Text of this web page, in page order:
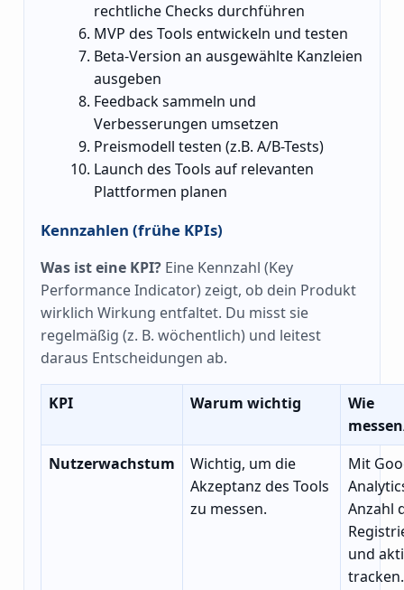
rechtliche Checks durchführen
MVP des Tools entwickeln und testen
Beta-Version an ausgewählte Kanzleien
ausgeben
Feedback sammeln und
Verbesserungen umsetzen
Preismodell testen (z.B. A/B-Tests)
Launch des Tools auf relevanten
Plattformen planen
Kennzahlen (frühe KPIs)
Was ist eine KPI? Eine Kennzahl (Key
Performance Indicator) zeigt, ob dein Produkt
wirklich Wirkung entfaltet. Du misst sie
regelmäßig (z. B. wöchentlich) und leitest
daraus Entscheidungen ab.
KPI Warum wichtig
Wie
Nutzerwachstum
Wichtig, um die
Akzeptanz des Tools
zu messen.
Mit
Anzahl
und
tracken.